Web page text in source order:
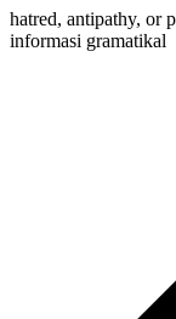
hatred, antipathy, or
informasi gramatikal